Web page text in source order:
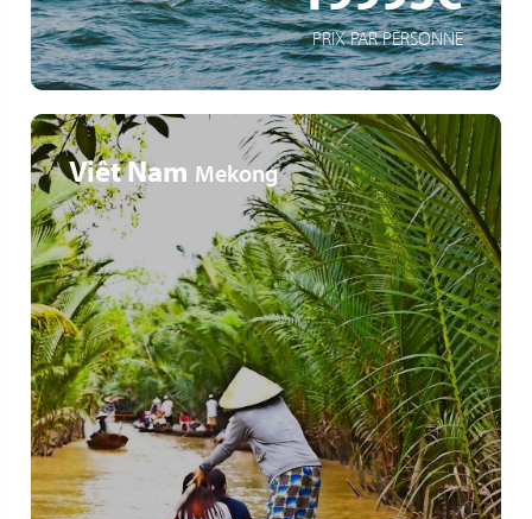
PRIX PAR PERSONNE
Viêt Nam Mekong
Tempelanlagen von Angkor Wat
Kreuzfahrt von Vietnam nach Kambodscha
Kulturelle Höhepunkte Südostasiens: Entdeckung der
historischen Städte Saigon, Phnom Penh und Angkor